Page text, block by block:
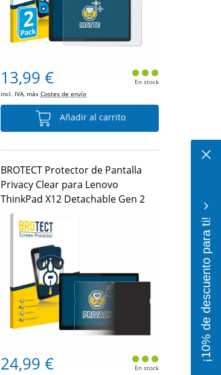
13,99 €
incl. IVA, másCostes de envío
En stock
Añadir al carrito
BROTECT Protector de Pantalla
Privacy Clear para Lenovo
ThinkPad X12 Detachable Gen 2
24,99 € En stock
¡10% de descuento para ti!